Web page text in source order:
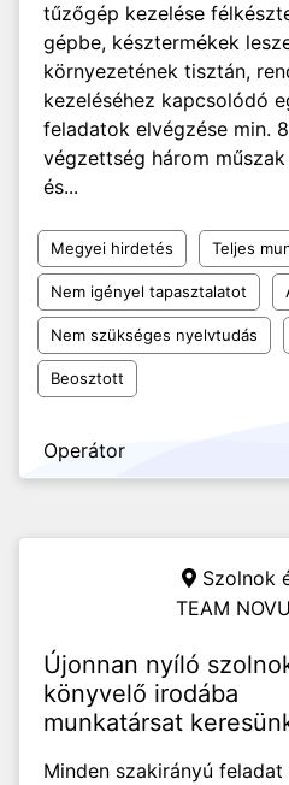
tűzőgép kezelése
gépbe, késztermékek
környezetének tisztán,
kezeléséhez kapcsolódó
feladatok elvégzése min.
végzettség három
és...
Megyei hirdetés Teljes
Nem igényel tapasztalatot
Nem szükséges nyelvtudás
Beosztott
Operátor
Szolnok
TEAM
Újonnan nyíló
könyvelő irodába
munkatársat
Minden szakirányú feladat